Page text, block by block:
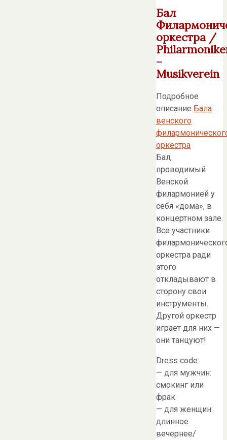
Бал
оркестра /
–
Musikverein
Подробное
описание Бала
венского
оркестра
Бал,
проводимый
Венской
филармонией у
себя «дома», в
концертном зале.
Все участники
оркестра ради
этого
откладывают в
сторону свои
инструменты.
Другой оркестр
играет для них —
они танцуют!
Dress code:
— для мужчин:
смокинг или
фрак
— для женщин:
длинное
вечернее/